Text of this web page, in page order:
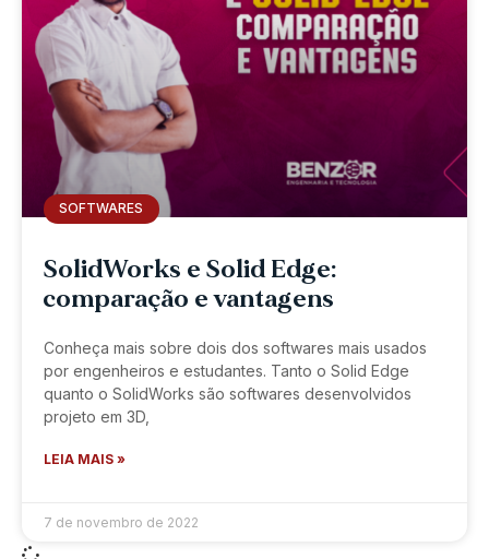
SOFTWARES
SolidWorks e Solid Edge:
comparação e vantagens
Conheça mais sobre dois dos softwares mais usados
por engenheiros e estudantes. Tanto o Solid Edge
quanto o SolidWorks são softwares desenvolvidos
projeto em 3D,
LEIA MAIS »
7 de novembro de 2022